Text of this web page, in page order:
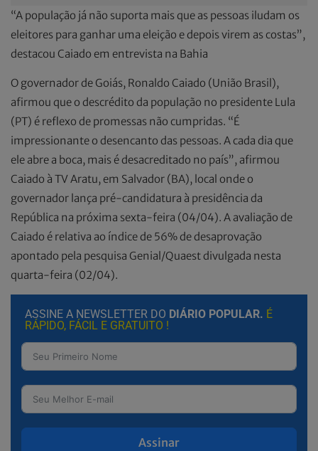
“A população já não suporta mais que as pessoas iludam os
eleitores para ganhar uma eleição e depois virem as costas”,
destacou Caiado em entrevista na Bahia
O governador de Goiás, Ronaldo Caiado (União Brasil),
afirmou que o descrédito da população no presidente Lula
(PT) é reflexo de promessas não cumpridas. “É
impressionante o desencanto das pessoas. A cada dia que
ele abre a boca, mais é desacreditado no país”, afirmou
Caiado à TV Aratu, em Salvador (BA), local onde o
governador lança pré-candidatura à presidência da
República na próxima sexta-feira (04/04). A avaliação de
Caiado é relativa ao índice de 56% de desaprovação
apontado pela pesquisa Genial/Quaest divulgada nesta
quarta-feira (02/04).
ASSINE A NEWSLETTER DO DIÁRIO POPULAR. É
RÁPIDO, FÁCIL E GRATUITO !
Assinar